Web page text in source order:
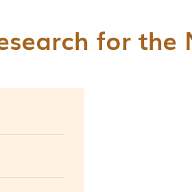
for the